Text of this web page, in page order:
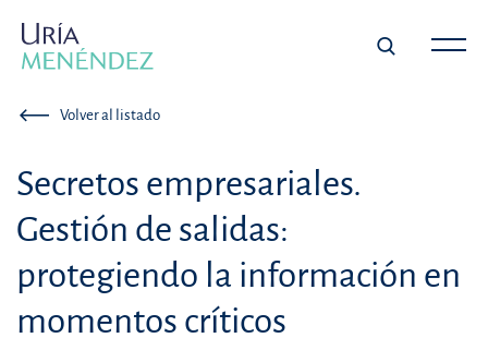
Volver al listado
Secretos empresariales.
Gestión de salidas:
protegiendo la información en
momentos críticos